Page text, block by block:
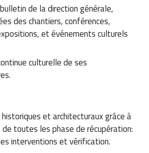
de la direction générale,
des chantiers, conférences,
et événements culturels
culturelle de ses
et architecturaux grâce à
toutes les phase de récupération:
interventions et vérification.